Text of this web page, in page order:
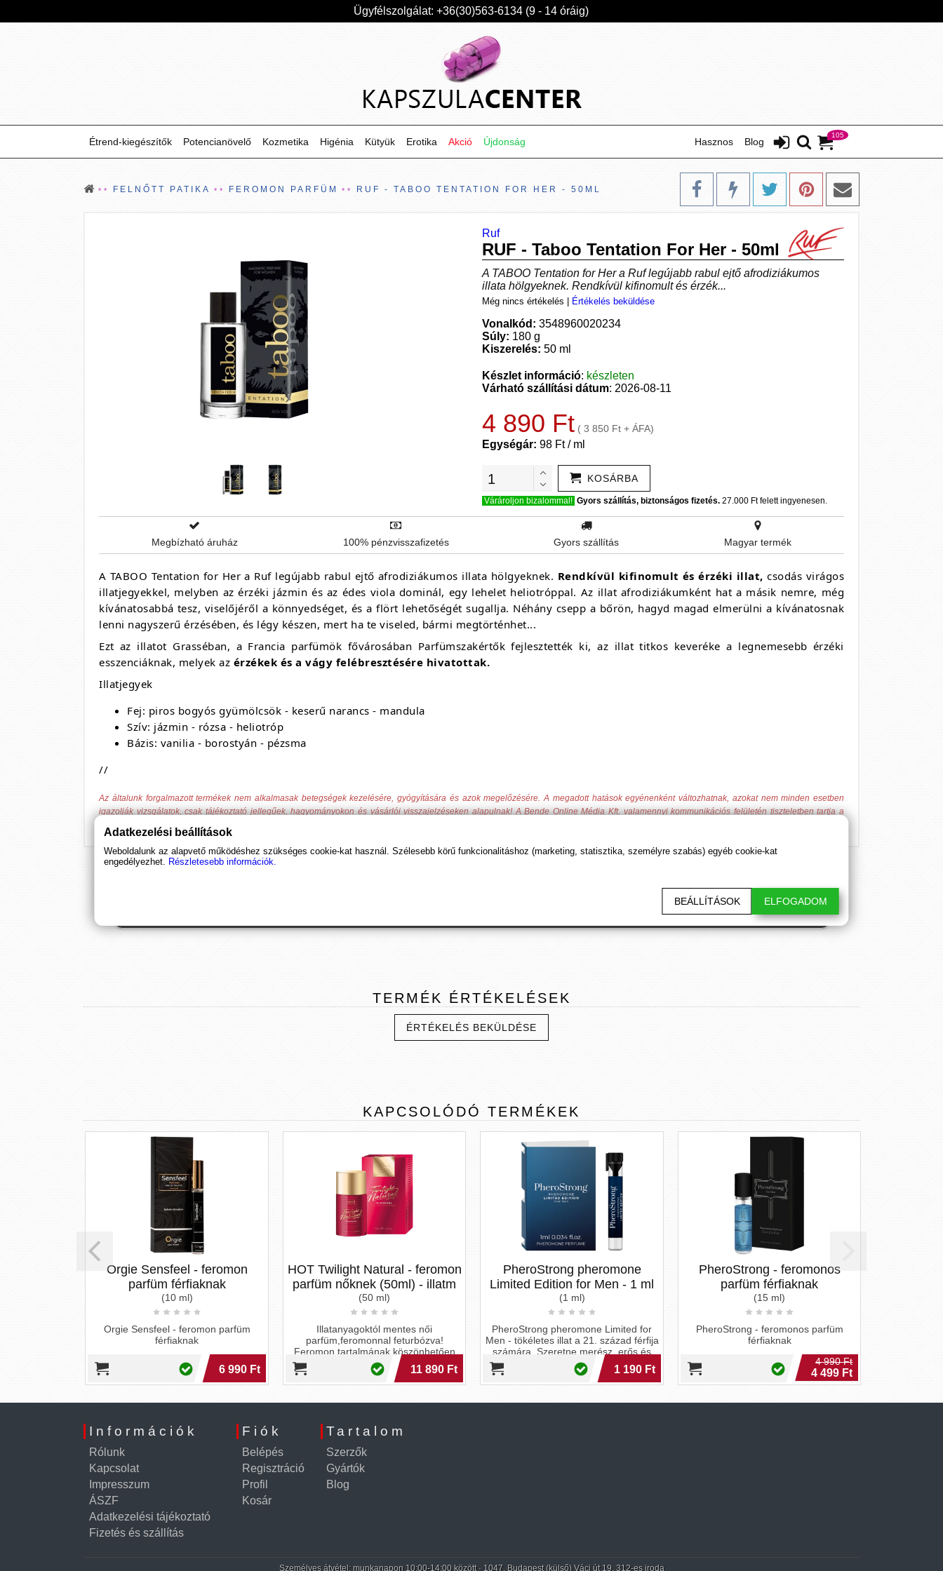
Ügyfélszolgálat: +36(30)563-6134 (9 - 14 óráig)
105
Étrend-kiegészítők Blog
Potencianövelő Hasznos
Kozmetika Higénia Kütyük Erotika Akció Újdonság
FELNŐTT PATIKA FEROMON PARFÜM RUF - TABOO TENTATION FOR HER - 50ML
Ruf
RUF - Taboo Tentation For Her - 50ml
A TABOO Tentation for Her a Ruf legújabb rabul ejtő afrodiziákumos
illata hölgyeknek. Rendkívül kifinomult és érzék...
Még nincs értékelés Értékelés beküldése
Vonalkód: 3548960020234
Súly: 180 g
Kiszerelés: 50 ml
Készlet információ: készleten
Várható szállítási dátum: 2026-08-11
4 890 Ft ( 3 850 Ft + ÁFA)
Egységár: 98 Ft / ml
KOSÁRBA
Várároljon bizalommal! Gyors szállítás, biztonságos fizetés. 27.000 Ft felett ingyenesen.
Megbízható áruház 100% pénzvisszafizetés Gyors szállítás Magyar termék
A TABOO Tentation for Her a Ruf legújabb rabul ejtő afrodiziákumos illata hölgyeknek. Rendkívül kifinomult és érzéki illat, csodás virágos
illatjegyekkel, melyben az érzéki jázmin és az édes viola dominál, egy lehelet heliotróppal. Az illat afrodiziákumként hat a másik nemre, még
kívánatosabbá tesz, viselőjéről a könnyedséget, és a flört lehetőségét sugallja. Néhány csepp a bőrön, hagyd magad elmerülni a kívánatosnak
lenni nagyszerű érzésében, és légy készen, mert ha te viseled, bármi megtörténhet...
Ezt az illatot Grasséban, a Francia parfümök fővárosában Parfümszakértők fejlesztették ki, az illat titkos keveréke a legnemesebb érzéki
esszenciáknak, melyek az érzékek és a vágy felébresztésére hivatottak.
Illatjegyek
Fej: piros bogyós gyümölcsök - keserű narancs - mandula
Szív: jázmin - rózsa - heliotróp
Bázis: vanilia - borostyán - pézsma
//
Az általunk forgalmazott termékek nem alkalmasak betegségek kezelésére, gyógyítására és azok megelőzésére. A megadott hatások egyénenként változhatnak, azokat nem minden esetben
igazolják vizsgálatok, csak tájékoztató jellegűek, hagyományokon és vásárlói visszajelzéseken alapulnak! A Bende Online Média Kft. valamennyi kommunikációs felületén tiszteletben tartja a
fentiek jogforrásául szolgáló 37/2004. (IV. 26.) ESzCsM rendeletben írtakat, továbbá a gazdasági versenyhivatali előírásokat.
Ha támogatnád a munkánkat, itt tudod beállítani, hogy előre kerüljenek ismeretterjesztő cikkeink. Hálásan köszönjük!
TERMÉK ÉRTÉKELÉSEK
ÉRTÉKELÉS BEKÜLDÉSE
KAPCSOLÓDÓ TERMÉKEK
Orgie Sensfeel - feromon
parfüm férfiaknak
(10 ml)
Orgie Sensfeel - feromon parfüm
férfiaknak
6 990 Ft
HOT Twilight Natural - feromon
parfüm nőknek (50ml) - illatm
(50 ml)
Illatanyagoktól mentes női
parfüm,feromonnal feturbózva!
Feromon tartalmának köszönhetően
felerősíti a test termész...
11 890 Ft
PheroStrong pheromone
Limited Edition for Men - 1 ml
(1 ml)
PheroStrong pheromone Limited for
Men - tökéletes illat a 21. század férfija
számára. Szeretne merész, erős és
mode
1 190 Ft
PheroStrong - feromonos
parfüm férfiaknak
(15 ml)
PheroStrong - feromonos parfüm
férfiaknak
4 990 Ft
4 499 Ft
Információk
Rólunk
Kapcsolat
Impresszum
ÁSZF
Adatkezelési tájékoztató
Fizetés és szállítás
Fiók
Belépés
Regisztráció
Profil
Kosár
Tartalom
Szerzők
Gyártók
Blog
Személyes átvétel: munkanapon 10:00-14:00 között · 1047, Budapest (külső) Váci út 19. 312-es iroda
Adatkezelési beállítások
Weboldalunk az alapvető működéshez szükséges cookie-kat használ. Szélesebb körű funkcionalitáshoz (marketing, statisztika, személyre szabás) egyéb cookie-kat
engedélyezhet. Részletesebb információk.
BEÁLLÍTÁSOK ELFOGADOM